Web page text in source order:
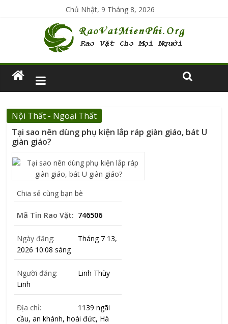
Chủ Nhật, 9 Tháng 8, 2026
Nội Thất - Ngoại Thất
Tại sao nên dùng phụ kiện lắp ráp giàn giáo, bát U
giàn giáo?
Chia sẻ cùng bạn bè
Mã Tin Rao Vặt: 746506
Ngày đăng:
Tháng 7 13,
2026 10:08 sáng
Người đăng:
Linh Thùy
Linh
Địa chỉ:
1139 ngãi
cầu, an khánh, hoài đức, Hà